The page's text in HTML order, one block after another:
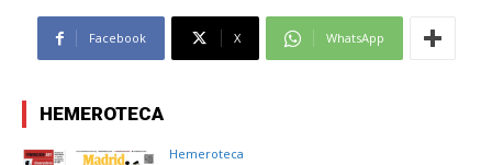
Facebook X WhatsApp
HEMEROTECA
Hemeroteca